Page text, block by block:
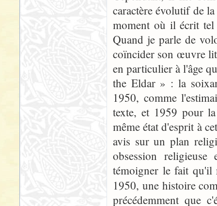
caractère évolutif de
moment où il écrit
Quand je parle de
coïncider son œuvre
en particulier à l'âge
the Eldar » : la
1950, comme
texte, et 1959 pour
même état d'esprit à
avis sur un plan
obsession
témoigner le fait qu'il
1950, une histoire
précédemment que